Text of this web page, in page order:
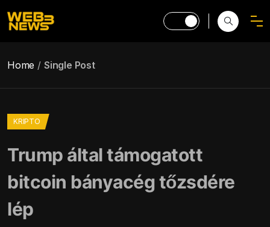
Home Single Post
KRIPTO
Trump által támogatott
bitcoin bányacég tőzsdére
lép